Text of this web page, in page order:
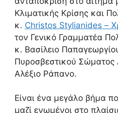
Κλιματικής Κρίσης και
κ. Christos Stylianides –
τον Γενικό Γραμματέα
κ. Βασίλειο
Πυροσβεστικού Σώματος
Αλέξιο Ράπανο.
Είναι ένα μεγάλο βήμα
μαζί ενωμένοι στο